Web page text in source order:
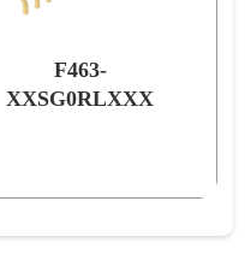
F463-
XXSG0RLXXX